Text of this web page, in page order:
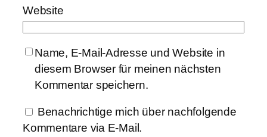
Website
Name, E-Mail-Adresse und Website in
diesem Browser für meinen nächsten
Kommentar speichern.
Benachrichtige mich über nachfolgende
Kommentare via E-Mail.